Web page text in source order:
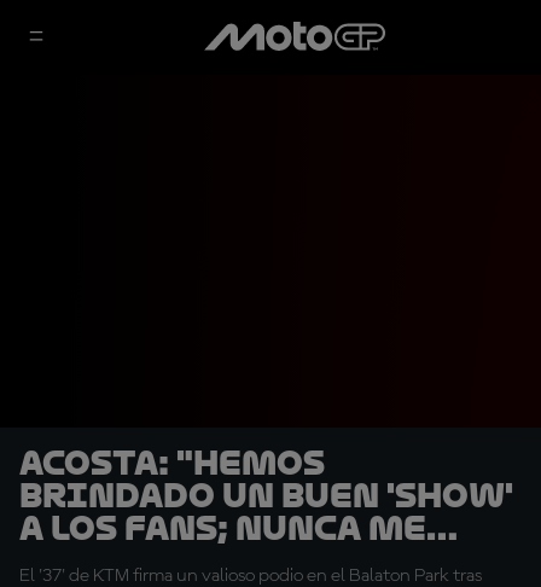
Acosta: "Hemos
brindado un buen 'show'
a los fans; nunca me
rindo"
El '37' de KTM firma un valioso podio en el Balaton Park tras